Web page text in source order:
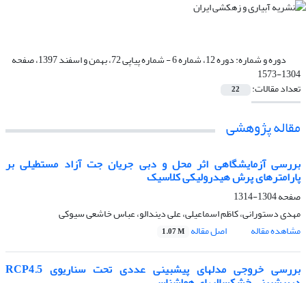
دوره و شماره: دوره 12، شماره 6 - شماره پیاپی 72، بهمن و اسفند 1397، صفحه
1304-1573
تعداد مقالات: 22
مقاله پژوهشی
بررسی آزمایشگاهی اثر محل و دبی جریان جت آزاد مستطیلی بر
پارامترهای پرش هیدرولیکی کلاسیک
صفحه1304-1314
مهدی دستورانی، کاظم اسماعیلی، علی دیندالو، عباس خاشعی سیوکی
مشاهده مقاله
اصل مقاله 1.07 M
بررسی خروجی مدلهای پیشبینی عددی تحت سناریوی RCP4.5